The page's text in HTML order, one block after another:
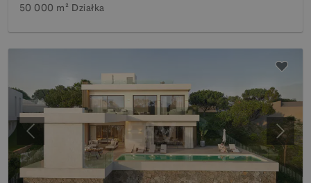
50 000 m² Działka
Poprzedni